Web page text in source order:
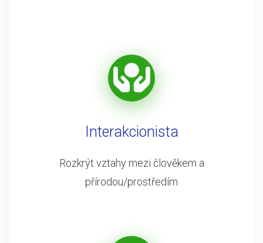
Interakcionista
Rozkrýt vztahy mezi člověkem a
přírodou/prostředím